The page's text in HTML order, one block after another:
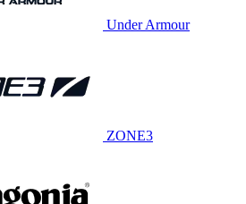
Under Armour
ZONE3